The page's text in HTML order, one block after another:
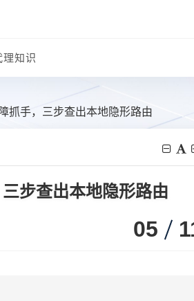
理知识
抓手，三步查出本地隐形路由
步查出本地隐形路由
05